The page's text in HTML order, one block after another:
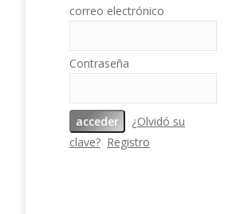
correo electrónico
Contraseña
¿Olvidó su
clave? Registro